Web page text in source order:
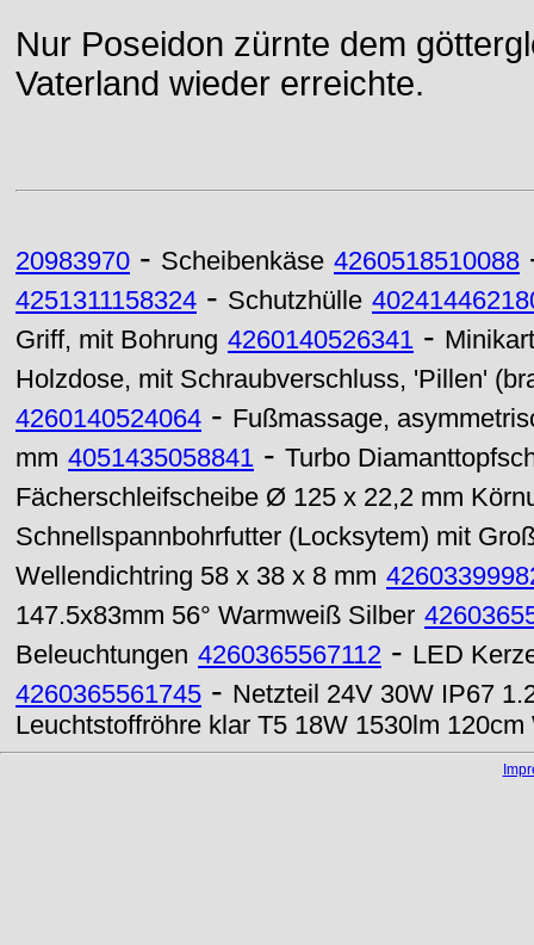
Nur Poseidon zürnte dem
Vaterland wieder erreichte.
20983970 - Scheibenkäse 4260518510088
4251311158324 - Schutzhülle
Griff, mit Bohrung 4260140526341 -
Holzdose, mit Schraubverschluss, 'Pillen'
4260140524064 - Fußmassage,
mm 4051435058841 - Turbo
Fächerschleifscheibe Ø 125 x 22,2 mm
Schnellspannbohrfutter (Locksytem) mit
Wellendichtring 58 x 38 x 8 mm
147.5x83mm 56° Warmweiß Silber
Beleuchtungen 4260365567112 - LED
4260365561745 - Netzteil 24V 30W IP67
Leuchtstoffröhre klar T5 18W 1530lm 120cm